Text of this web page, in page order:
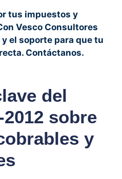
tus impuestos y
Vesco Consultores
el soporte para que tu
Contáctanos.
del
sobre
y